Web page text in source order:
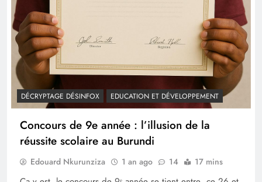
DÉCRYPTAGE DÉSINFOX EDUCATION ET DÉVELOPPEMENT
Concours de 9e année : l’illusion de la
réussite scolaire au Burundi
Edouard Nkurunziza 1 an ago 14 17 mins